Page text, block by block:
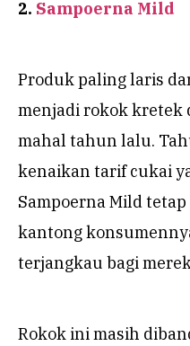
2. Sampoerna Mild
Produk paling laris
menjadi rokok kretek
mahal tahun lalu.
kenaikan tarif cukai
Sampoerna Mild
kantong
terjangkau bagi
Rokok ini masih